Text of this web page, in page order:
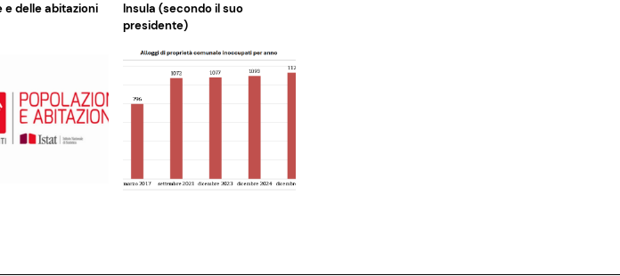
e delle abitazioni
Insula (secondo il suo
presidente)